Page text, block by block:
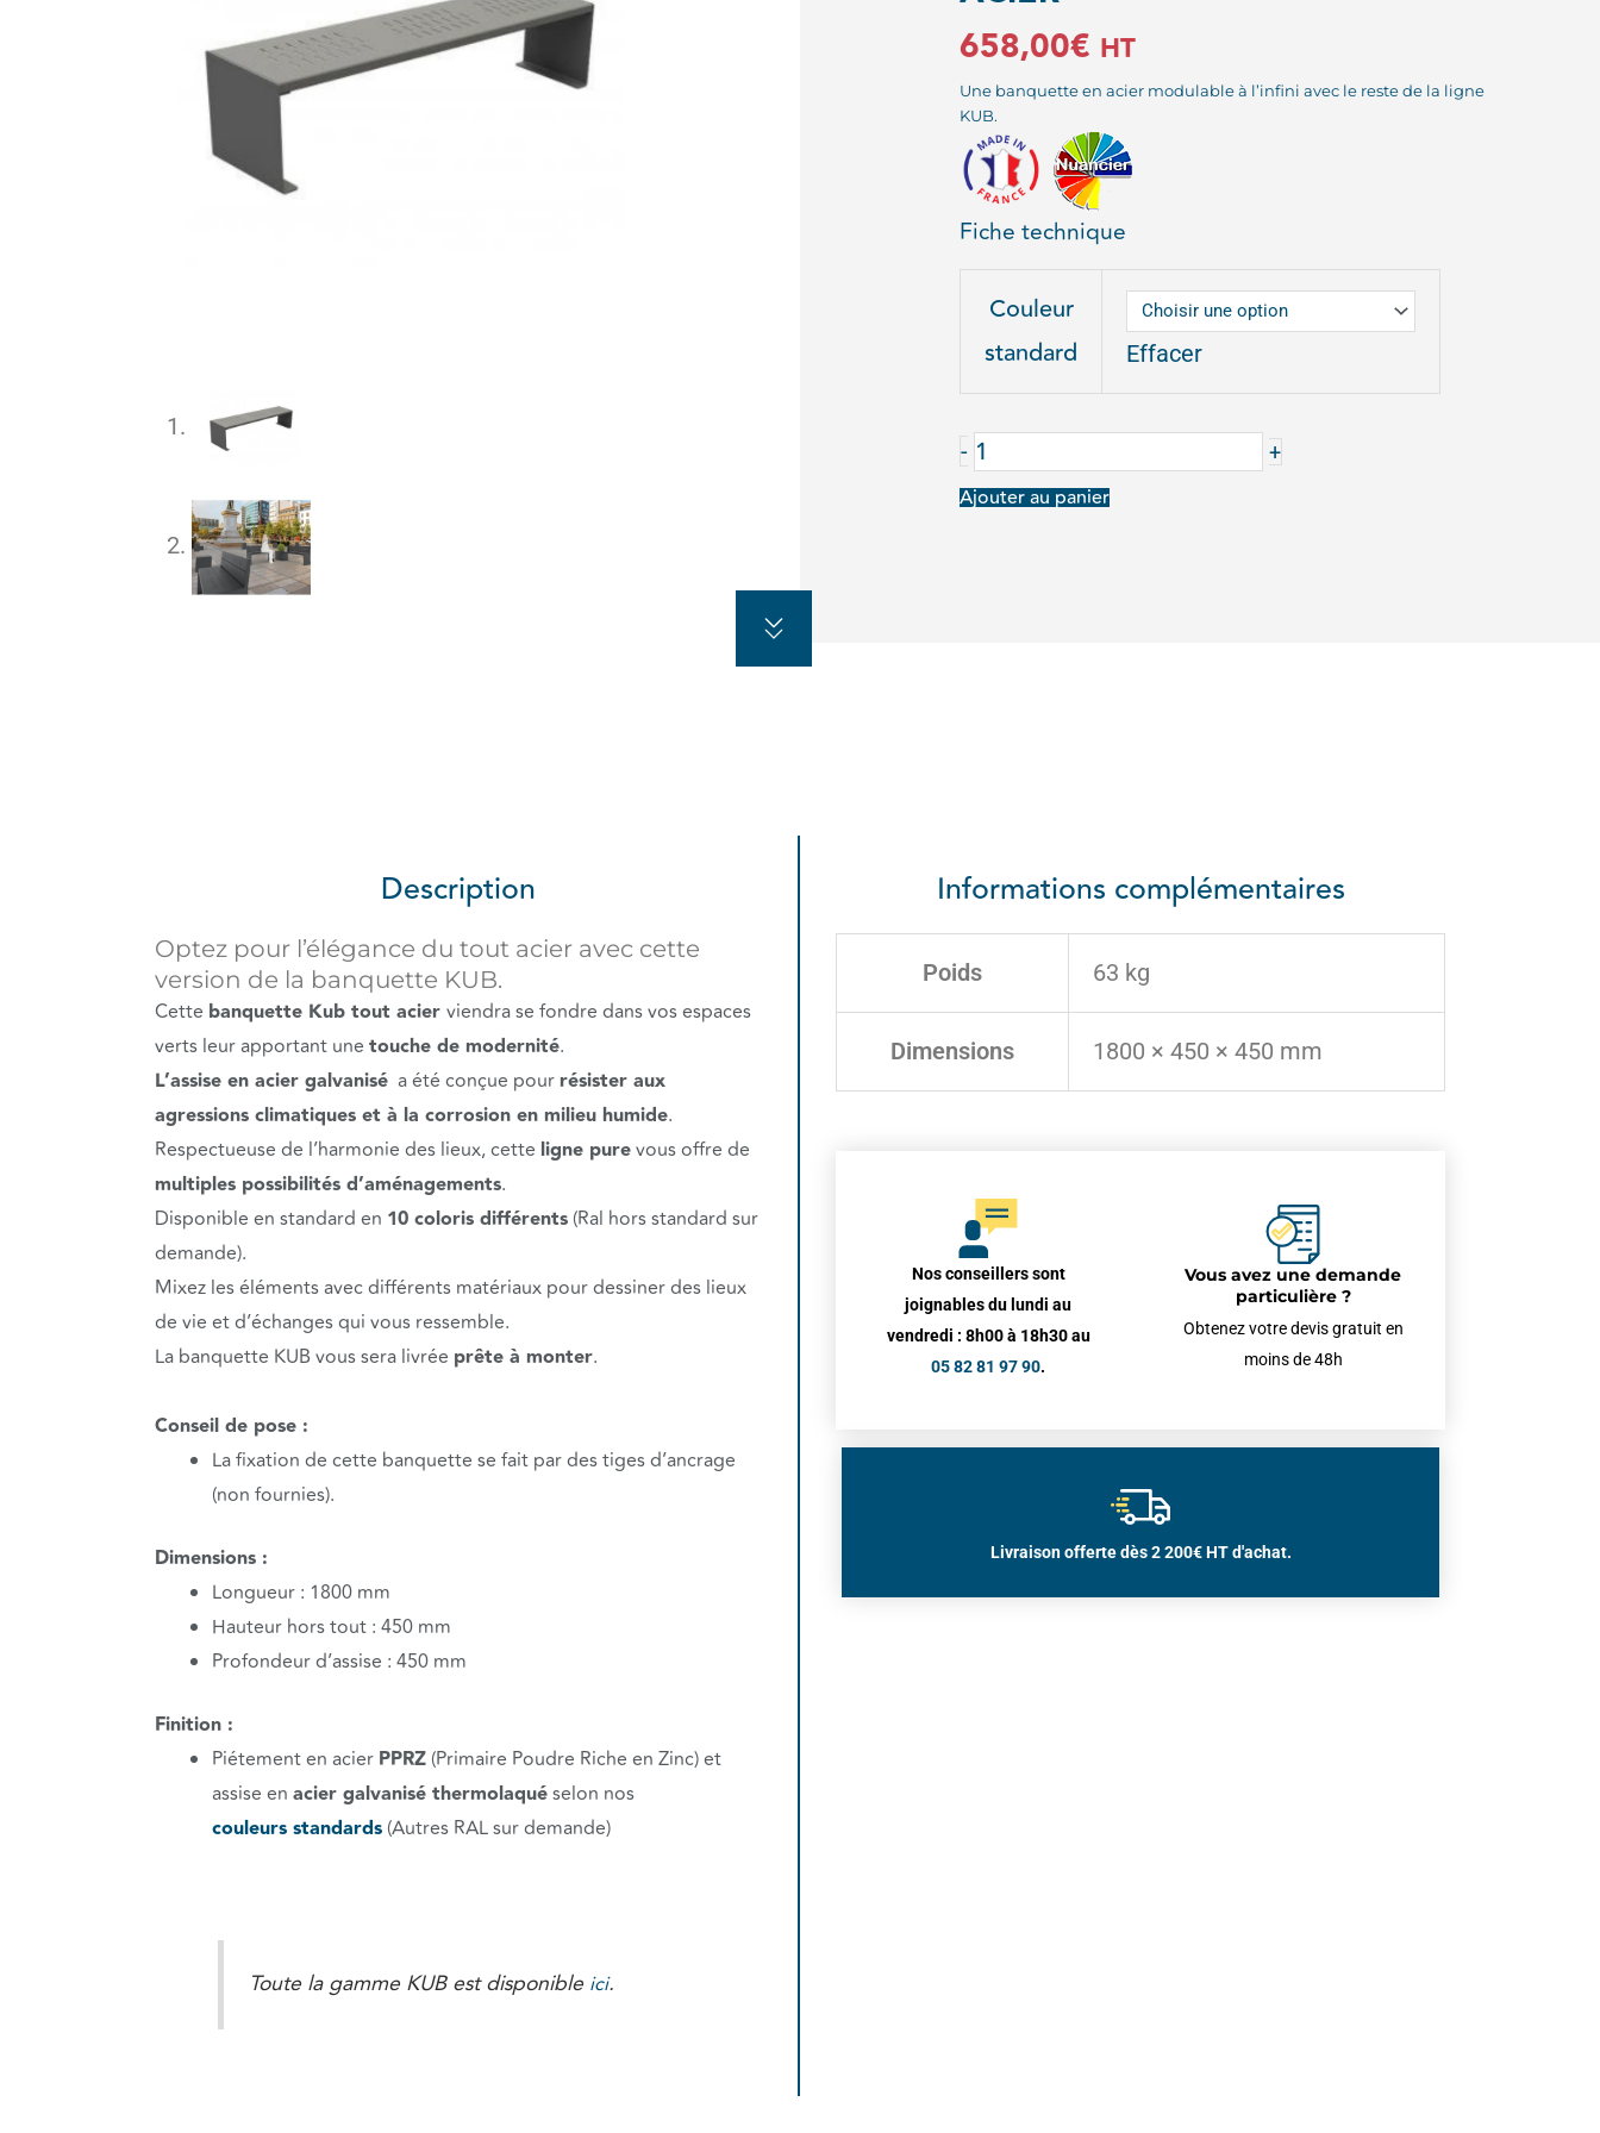
658,00€ HT
Une banquette en acier modulable à l’infini avec le reste de la ligne
KUB.
Fiche technique
Couleur
standard
Effacer
-
de
BANQUETTE
TOUT
ACIER
+
Ajouter au panier
Description
Optez pour l’élégance du tout acier avec cette
version de la banquette KUB.
Cette banquette Kub tout acier viendra se fondre dans vos espaces
verts leur apportant une touche de modernité.
L’assise en acier galvanisé a été conçue pourrésister aux
agressions climatiques et à la corrosion en milieu humide.
Respectueuse de l’harmonie des lieux, cette ligne purevous offre de
multiples possibilités d’aménagements.
Disponible en standard en 10 coloris différents (Ral hors standard sur
demande).
Mixez les éléments avec différents matériaux pour dessiner des lieux
de vie et d’échanges qui vous ressemble.
La banquette KUB vous sera livrée prête à monter.
Conseil de pose :
La fixation de cette banquette se fait par des tiges d’ancrage
(non fournies).
Dimensions :
Longueur : 1800 mm
Hauteur hors tout : 450 mm
Profondeur d’assise : 450 mm
Finition :
Piétement en acier PPRZ (Primaire Poudre Riche en Zinc) et
assise en acier galvanisé thermolaquéselon nos
couleurs standards (Autres RAL sur demande)
Toute la gamme KUB est disponible ici.
Informations complémentaires
Poids 63 kg
Dimensions 1800 × 450 × 450 mm
Nos conseillers sont
joignables du lundi au
vendredi : 8h00 à 18h30 au
05 82 81 97 90.
Vous avez une demande
particulière ?
Obtenez votre devis gratuit en
moins de 48h
Livraison offerte dès 2 200€ HT d'achat.